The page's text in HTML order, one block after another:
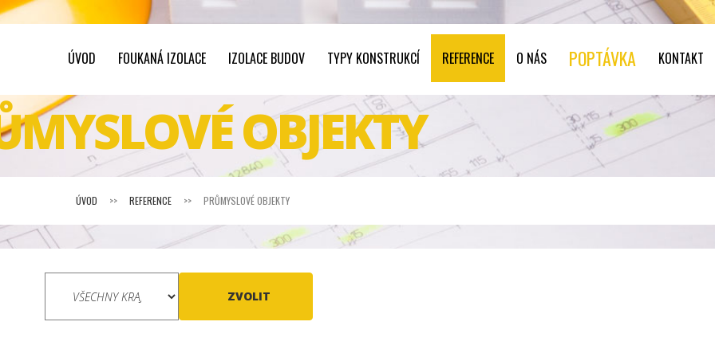
ÚVOD FOUKANÁ IZOLACE IZOLACE BUDOV TYPY KONSTRUKCÍ REFERENCE O NÁS POPTÁVKA KONTAKT
OBJEKTY
ÚVOD >> REFERENCE >> PRŮMYSLOVÉ OBJEKTY